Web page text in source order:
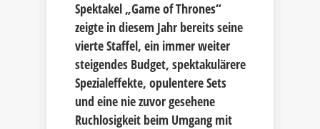
Spektakel „Game of Thrones“
zeigte in diesem Jahr bereits seine
vierte Staffel, ein immer weiter
steigendes Budget, spektakulärere
Spezialeffekte, opulentere Sets
und eine nie zuvor gesehene
Ruchlosigkeit beim Umgang mit